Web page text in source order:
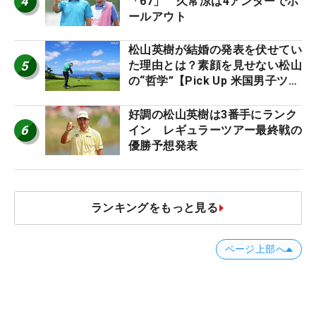
ールアウト
5
松山英樹が結婚の発表を伏せてい
た理由とは？素顔を見せない松山
の“哲学”【Pick Up 米国男子ツア
6
好調の松山英樹は3番手にランク
イン レギュラーツアー最終戦の
優勝予想発表
ランキングをもっと見る
ページ上部へ